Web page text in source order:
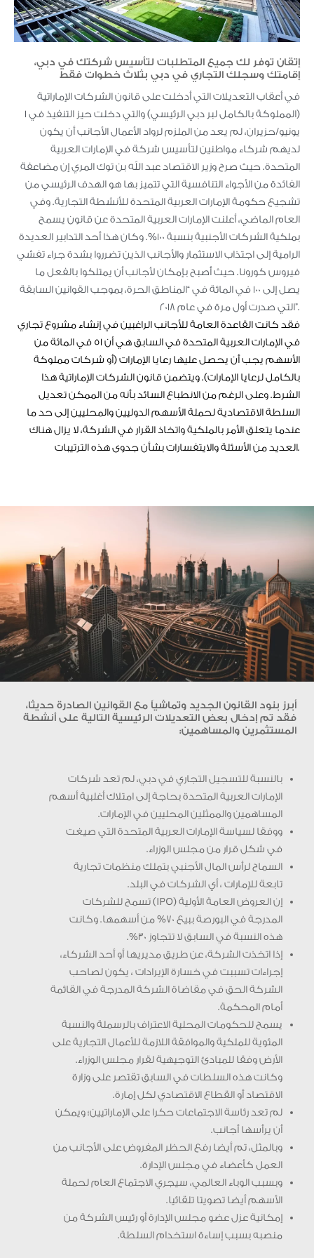
إتقان توفر لك جميع المتطلبات لتأسيس شركتك في دبي،
إقامتك وسجلك التجاري في دبي بثلاث خطوات فقط
في أعقاب التعديلات التي أدخلت على قانون الشركات الإماراتية
(المملوكة بالكامل لبر دبي الرئيسي) والتي دخلت حيز التنفيذ في 1
يونيو/حزيران، لم يعد من الملزم لرواد الأعمال الأجانب أن يكون
لديهم شركاء مواطنين لتأسيس شركة في الإمارات العربية
المتحدة. حيث صرح وزير الاقتصاد عبد الله بن توك المري إن مضاعفة
الفائدة من الأجواء التنافسية التي تتميز بها هو الهدف الرئيسي من
تشجيع حكومة الإمارات العربية المتحدة للأنشطة التجارية. وفي
العام الماضي، أعلنت الإمارات العربية المتحدة عن قانون يسمح
بملكية الشركات الأجنبية بنسبة 100%. وكان هذا أحد التدابير العديدة
الرامية إلى اجتذاب الاستثمار والأجانب الذين تضرروا بشدة جراء تفشي
فيروس كورونا. حيث أًصبح بإمكان لأجانب أن يمتلكوا بالفعل ما
يصل إلى 100 في المائة في “المناطق الحرة، بموجب القوانين السابقة
التي صدرت أول مرة في عام 2018”.
فقد كانت القاعدة العامة للأجانب الراغبين في إنشاء مشروع تجاري
في الإمارات العربية المتحدة في السابق هي أن 51 في المائة من
الأسهم يجب أن يحصل عليها رعايا الإمارات (أو شركات مملوكة
بالكامل لرعايا الإمارات). ويتضمن قانون الشركات الإماراتية هذا
الشرط. وعلى الرغم من الانطباع السائد بأنه من الممكن تعديل
السلطة الاقتصادية لحملة الأسهم الدوليين والمحليين إلى حد ما
عندما يتعلق الأمر بالملكية واتخاذ القرار في الشركة، لا يزال هناك
العديد من الأسئلة والايتفسارات بشأن جدوى هذه الترتيبات.
أبرز بنود القانون الجديد وتماشياً مع القوانين الصادرة حديثا،
فقد تم إدخال بعض التعديلات الرئيسية التالية على أنشطة
المستثمرين والمساهمين:
بالنسبة للتسجيل التجاري في دبي، لم تعد شركات
الإمارات العربية المتحدة بحاجة إلى امتلاك أغلبية أسهم
المساهمين والممثلين المحليين في الإمارات.
ووفقا لسياسة الإمارات العربية المتحدة التي صيغت
في شكل قرار من مجلس الوزراء.
السماح لرأس المال الأجنبي بتملك منظمات تجارية
تابعة للإمارات ، أي الشركات في البلد.
إن العروض العامة الأولية (IPO) تسمح للشركات
المدرجة في البورصة ببيع 70% من أسهمها. وكانت
هذه النسبة في السابق لا تتجاوز 30%.
إذا اتخذت الشركة، عن طريق مديريها أو أحد الشركاء،
إجراءات تسببت في خسارة الإيرادات ، يكون لصاحب
الشركة الحق في مقاضاة الشركة المدرجة في القائمة
أمام المحكمة.
يسمح للحكومات المحلية الاعتراف بالرسملة والنسبة
المئوية للملكية والموافقة اللازمة للأعمال التجارية على
الأرض وفقا للمبادئ التوجيهية لقرار مجلس الوزراء.
وكانت هذه السلطات في السابق تقتصر على وزارة
الاقتصاد أو القطاع الاقتصادي لكل إمارة.
لم تعد رئاسة الاجتماعات حكرا على الإماراتيين؛ ويمكن
أن يرأسها أجانب.
وبالمثل، تم أيضا رفع الحظر المفروض على الأجانب من
العمل كأعضاء في مجلس الإدارة.
وبسبب الوباء العالمي، سيجري الاجتماع العام لحملة
الأسهم أيضا تصويتا تلقائيا.
إمكانية عزل عضو مجلس الإدارة أو رئيس الشركة من
منصبه بسبب إساءة استخدام السلطة.